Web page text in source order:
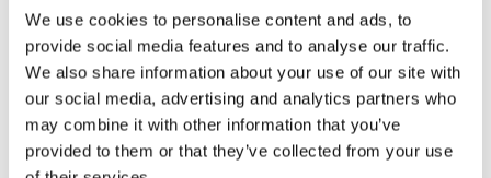
We use cookies to personalise content and ads, to
provide social media features and to analyse our traffic.
We also share information about your use of our site with
our social media, advertising and analytics partners who
may combine it with other information that you’ve
provided to them or that they’ve collected from your use
du spørgsmål, er du altid velkommen til at kontakte os. Hos
billigskabe.dk sidder vi klar til at hjælpe dig alle ugens dage, så du
kan få den hjælp, du har brug for.